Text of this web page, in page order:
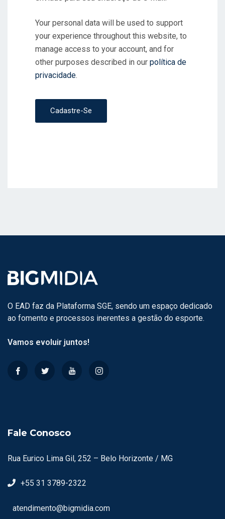
Your personal data will be used to support
your experience throughout this website, to
manage access to your account, and for
other purposes described in our política de
privacidade.
Cadastre-Se
O EAD faz da Plataforma SGE, sendo um espaço dedicado
ao fomento e processos inerentes a gestão do esporte.
Vamos evoluir juntos!
Fale Conosco
Rua Eurico Lima Gil, 252 – Belo Horizonte / MG
+55 31 3789-2322
atendimento@bigmidia.com